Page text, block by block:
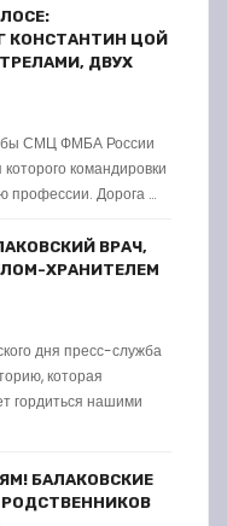
КОНСТАНТИН ЦОЙ
ДВУХ
СМЦ ФМБА России
командировки
профессии. Дорога …
ВРАЧ,
ХРАНИТЕЛЕМ
дня пресс-служба
которая
гордиться нашими
БАЛАКОВСКИЕ